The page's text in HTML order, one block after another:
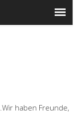
haben Freunde,